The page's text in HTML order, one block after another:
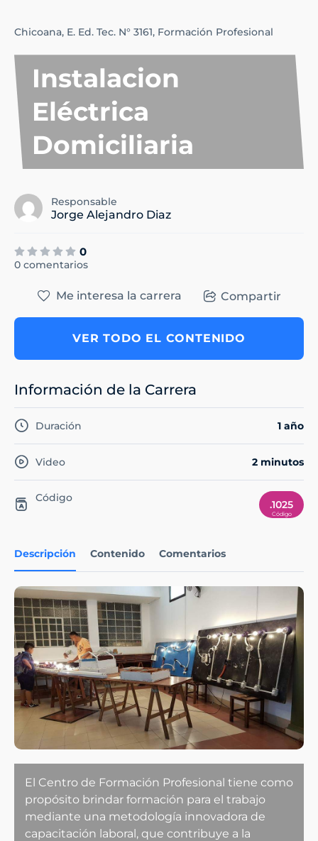
Chicoana, E. Ed. Tec. N° 3161, Formación Profesional
Instalacion
Eléctrica
Domiciliaria
Responsable
Jorge Alejandro Diaz
0
0 comentarios
Descripción Contenido Comentarios
El Centro de Formación Profesional tiene como
propósito brindar formación para el trabajo
mediante una metodología innovadora de
capacitación laboral, que contribuye a la
Me interesa la carrera Compartir
VER TODO EL CONTENIDO
Información de la Carrera
Duración 1 año
Video 2 minutos
Código
.1025